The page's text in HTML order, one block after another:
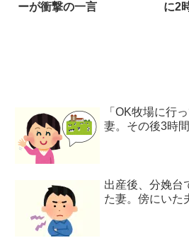
ーが衝撃の一言
に2
「OK牧場に行
妻。その後3時
出産後、分娩台
た妻。傍にいた